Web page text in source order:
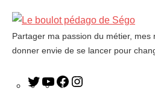
Le
boulot
Partager ma passion du métier, mes
donner envie de se lancer pour